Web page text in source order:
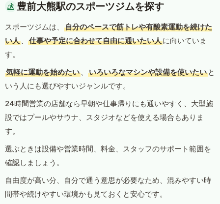
豊前大熊駅のスポーツジムを探す
スポーツジムは、
自分のペースで筋トレや有酸素運動を続けた
い人 、 仕事や予定に合わせて自由に通いたい人に向いていま
す。
気軽に運動を始めたい 、 いろいろなマシンや設備を使いたい と
いう人にも選びやすいジャンルです。
24時間営業の店舗なら早朝や仕事帰りにも通いやすく、大型施
設ではプールやサウナ、スタジオなどを使える場合もありま
す。
選ぶときは設備や営業時間、料金、スタッフのサポート範囲を
確認しましょう。
自由度が高い分、自分で通う意思が必要なため、混みやすい時
間帯や続けやすい環境かも見ておくと安心です。